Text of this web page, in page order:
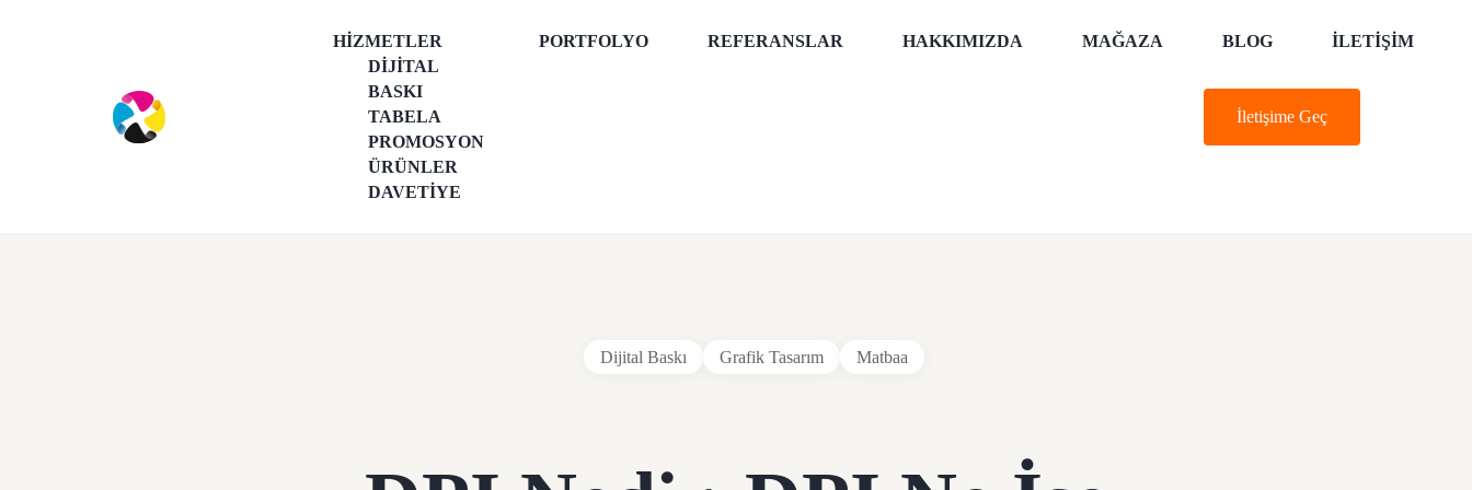
HIZMETLER
DIJITAL
BASKI
TABELA
PROMOSYON
ÜRÜNLER
DAVETIYE
PORTFOLYO REFERANSLAR HAKKIMIZDA MAĞAZA BLOG İLETIŞIM
İletişime Geç
Dijital Baskı Grafik Tasarım Matbaa